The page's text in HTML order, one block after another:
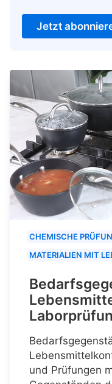
Jetzt
CHEMISCHE
MATERIALIEN MIT
und Prüfungen